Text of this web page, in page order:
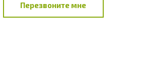
Перезвоните мне